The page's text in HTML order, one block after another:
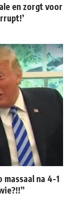
en zorgt voor
na 4-1